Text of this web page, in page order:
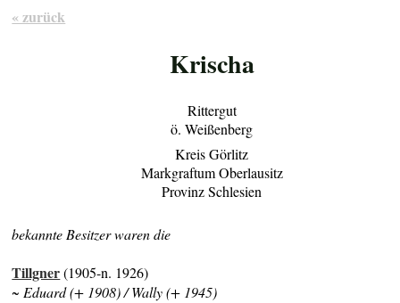
« zurück
Krischa
Rittergut
ö. Weißenberg
Kreis Görlitz
Markgraftum Oberlausitz
Provinz Schlesien
bekannte Besitzer waren die
Tillgner(1905-n. 1926)
~ Eduard (+ 1908) / Wally (+ 1945)